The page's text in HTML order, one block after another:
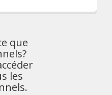
que
les